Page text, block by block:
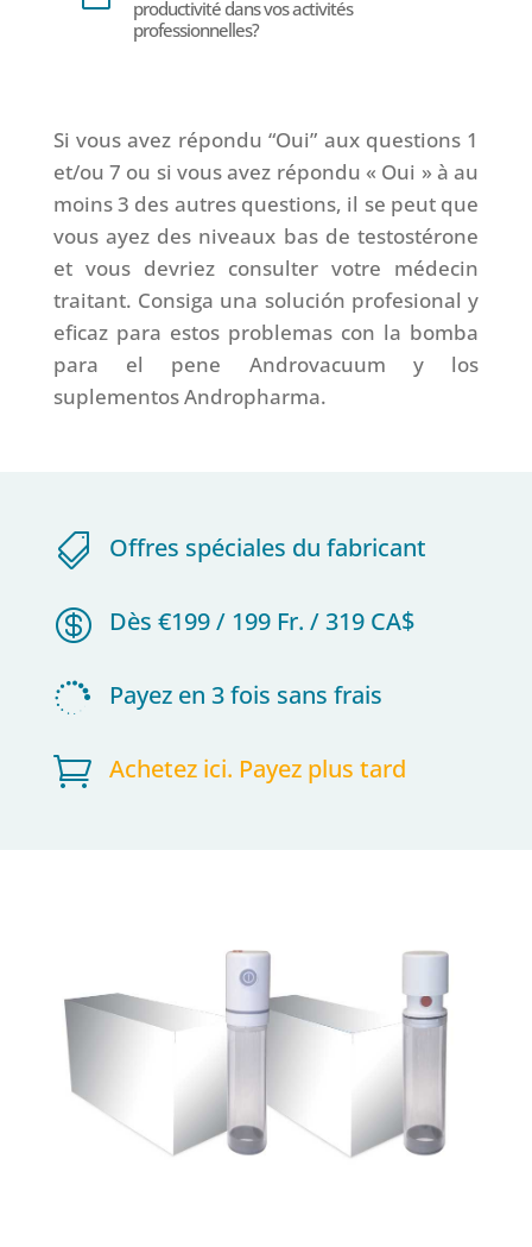
productivité dans vos activités
professionnelles?
Si vous avez répondu “Oui” aux questions 1
et/ou 7 ou si vous avez répondu « Oui » à au
moins 3 des autres questions, il se peut que
vous ayez des niveaux bas de testostérone
et vous devriez consulter votre médecin
traitant. Consiga una solución profesional y
eficaz para estos problemas con la bomba
para el pene Androvacuum y los
suplementos Andropharma.
 Offres spéciales du fabricant
 Dès €199 / 199 Fr. / 319 CA$
 Payez en 3 fois sans frais
 Achetez ici. Payez plus tard